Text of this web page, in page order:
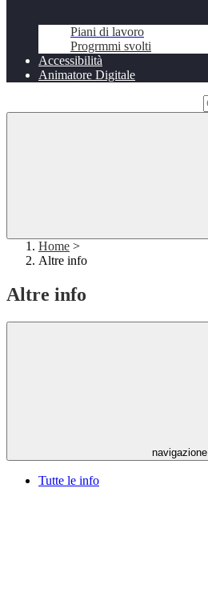
Piani di lavoro
Progrmmi svolti
Accessibilità
Animatore Digitale
Home >
Altre info
Altre info
navigazione
Tutte le info